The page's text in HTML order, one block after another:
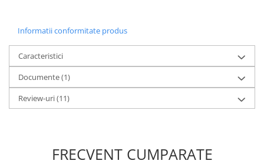
Informatii conformitate produs
Caracteristici
Documente (1)
Review-uri(11)
FRECVENT CUMPARATE